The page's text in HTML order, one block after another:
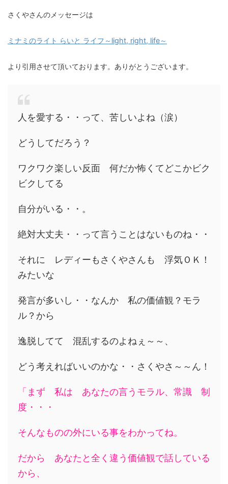
さくやさんのメッセージは
ミナミのライト らいと ライフ～light, right, life～
より引用させて頂いております。ありがとうございます。
人を愛する・・って、苦しいよね（涙）
どうしてだろう？
ワクワク楽しい反面 何だか怖くてどこかビク
ビクしてる
自分がいる・・。
絶対大丈夫・・って言うことはないものね・・
それに レディーもさくやさんも 浮気ＯＫ！
みたいな
発言が多いし・・なんか 私の価値観？モラ
ル？から
逸脱してて 混乱するのよねぇ～～、
どう考えればいいのかな・・さくやさ～～ん！
「まず 私は あなたの言うモラル、常識 制
度・・・
そんなものの外にいる事をわかってね。
だから あなたと全く違う価値観で話している
から、